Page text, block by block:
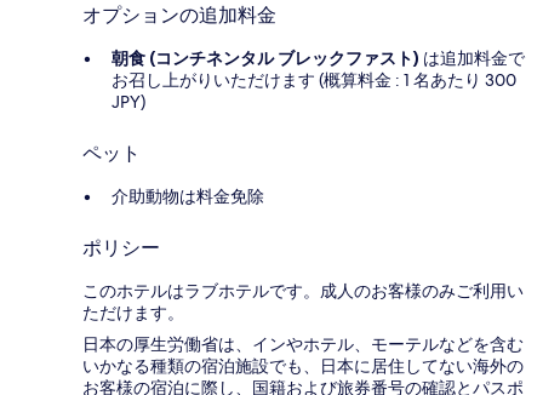
オプションの追加料金
朝食 (コンチネンタル ブレックファスト) は追加料金で
お召し上がりいただけます (概算料金 : 1 名あたり 300
JPY)
ペット
介助動物は料金免除
ポリシー
このホテルはラブホテルです。成人のお客様のみご利用い
ただけます。
日本の厚生労働省は、インやホテル、モーテルなどを含む
いかなる種類の宿泊施設でも、日本に​居住してない海外の
お客様の宿泊に際し、国籍および旅券番号の確認とパスポ